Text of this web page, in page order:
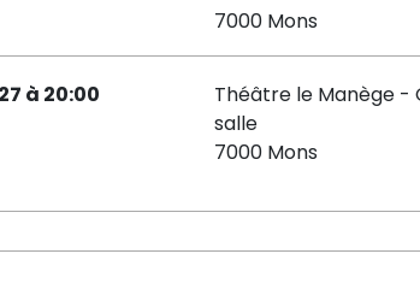
7000 Mons
à 20:00
Théâtre le Manège -
salle
7000 Mons